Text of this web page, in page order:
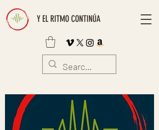
Y EL RITMO CONTINÚA